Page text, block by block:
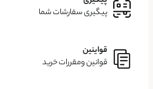
پیگیری سفارشات شما
قواینین
قوانین ومقررات خرید